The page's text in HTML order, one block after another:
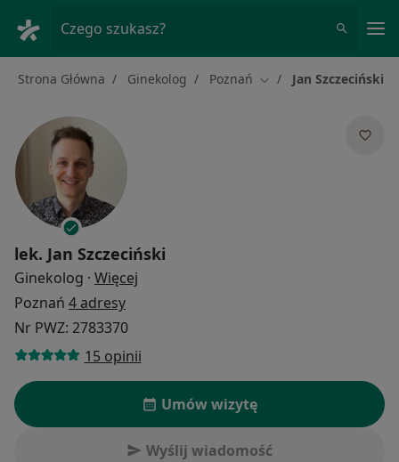
Czego szukasz?
Strona Główna Ginekolog Poznań Zmień miasto
Jan Szczeciński
lek. Jan Szczeciński
Ginekolog · Więcej
Poznań 4 adresy
Nr PWZ: 2783370
15 opinii
Umów wizytę
Wyślij wiadomość